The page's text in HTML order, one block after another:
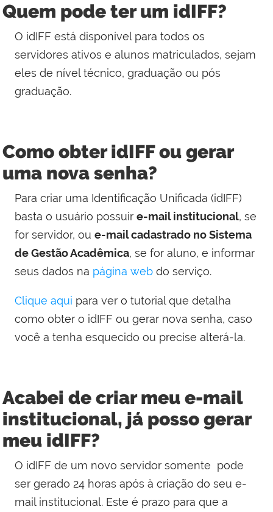
Quem pode ter um idIFF?
O idIFF está disponível para todos os
servidores ativos e alunos matriculados, sejam
eles de nível técnico, graduação ou pós
graduação.
Como obter idIFF ou gerar
uma nova senha?
Para criar uma Identificação Unificada (idIFF)
basta o usuário possuir e-mail institucional, se
for servidor, ou e-mail cadastrado no Sistema
de Gestão Acadêmica, se for aluno, e informar
seus dados na página web do serviço.
Clique aqui para ver o tutorial que detalha
como obter o idIFF ou gerar nova senha, caso
você a tenha esquecido ou precise alterá-la.
Acabei de criar meu e-mail
institucional, já posso gerar
meu idIFF?
O idIFF de um novo servidor somente pode
ser gerado 24 horas após à criação do seu e-
mail institucional. Este é prazo para que a